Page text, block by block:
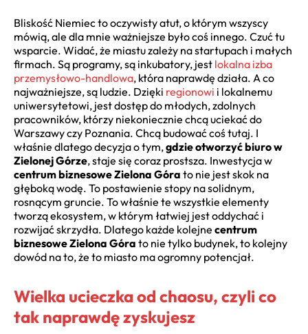
Bliskość Niemiec to oczywisty atut, o którym wszyscy
mówią, ale dla mnie ważniejsze było coś innego. Czuć tu
wsparcie. Widać, że miastu zależy na startupach i małych
firmach. Są programy, są inkubatory, jest lokalna izba
przemysłowo-handlowa, która naprawdę działa. A co
najważniejsze, są ludzie. Dzięki regionowi i lokalnemu
uniwersytetowi, jest dostęp do młodych, zdolnych
pracowników, którzy niekoniecznie chcą uciekać do
Warszawy czy Poznania. Chcą budować coś tutaj. I
właśnie dlatego decyzja o tym,gdzie otworzyć biuro w
Zielonej Górze, staje się coraz prostsza. Inwestycja w
centrum biznesowe Zielona Góra to nie jest skok na
głęboką wodę. To postawienie stopy na solidnym,
rosnącym gruncie. To właśnie te wszystkie elementy
tworzą ekosystem, w którym łatwiej jest oddychać i
rozwijać skrzydła. Dlatego każde kolejne centrum
biznesowe Zielona Góra to nie tylko budynek, to kolejny
dowód na to, że to miasto ma ogromny potencjał.
Wielka ucieczka od chaosu, czyli co
tak naprawdę zyskujesz